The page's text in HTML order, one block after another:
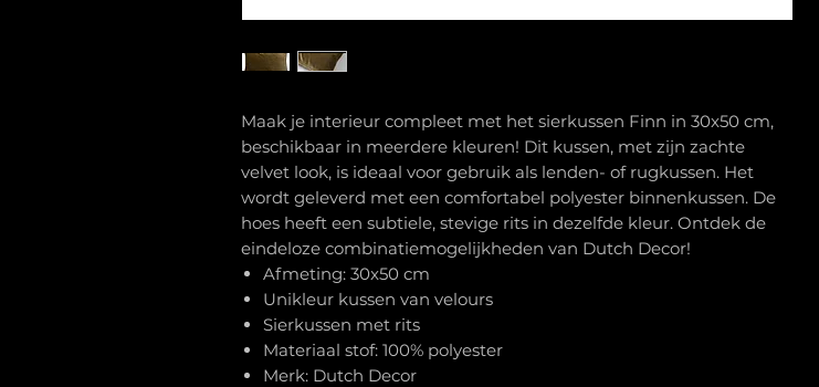
Maak je interieur compleet met het sierkussen Finn in 30x50 cm,
beschikbaar in meerdere kleuren! Dit kussen, met zijn zachte
velvet look, is ideaal voor gebruik als lenden- of rugkussen. Het
wordt geleverd met een comfortabel polyester binnenkussen. De
hoes heeft een subtiele, stevige rits in dezelfde kleur. Ontdek de
eindeloze combinatiemogelijkheden van Dutch Decor!
Afmeting: 30x50 cm
Unikleur kussen van velours
Sierkussen met rits
Materiaal stof: 100% polyester
Merk: Dutch Decor